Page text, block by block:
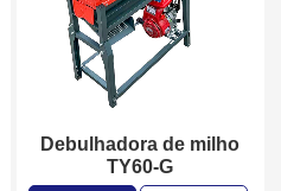
Debulhadora de milho
TY60-G